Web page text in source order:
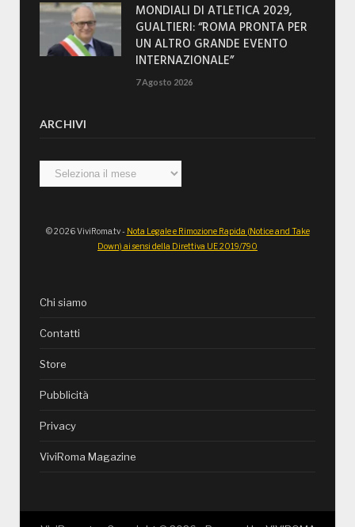
MONDIALI DI ATLETICA 2029,
GUALTIERI: “ROMA PRONTA PER
UN ALTRO GRANDE EVENTO
INTERNAZIONALE”
7 Agosto 2026
ARCHIVI
Archivi
© 2026 ViviRoma.tv - Nota Legale e Rimozione Rapida (Notice and Take
Down) ai sensi della Direttiva UE 2019/790
Chi siamo
Contatti
Store
Pubblicità
Privacy
ViviRoma Magazine